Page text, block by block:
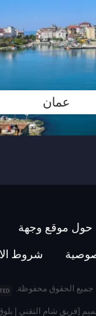
عمان
حول موقع وجهة
شروط
. جميع الحقوق محفوظة.
[فريق شام التقني |